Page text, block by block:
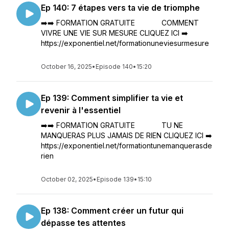
Ep 140: 7 étapes vers ta vie de triomphe
➡️➡️ FORMATION GRATUITE COMMENT
VIVRE UNE VIE SUR MESURE CLIQUEZ ICI ➡️
https://exponentiel.net/formationuneviesurmesure
October 16, 2025• Episode 140• 15:20
Ep 139: Comment simplifier ta vie et
revenir à l'essentiel
➡️➡️ FORMATION GRATUITE TU NE
MANQUERAS PLUS JAMAIS DE RIEN CLIQUEZ ICI ➡️
https://exponentiel.net/formationtunemanquerasde
rien
October 02, 2025• Episode 139• 15:10
Ep 138: Comment créer un futur qui
dépasse tes attentes